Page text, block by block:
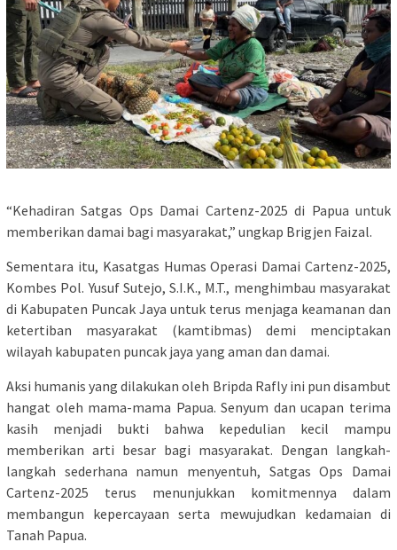
“Kehadiran Satgas Ops Damai Cartenz-2025 di Papua untuk
memberikan damai bagi masyarakat,” ungkap Brigjen Faizal.
Sementara itu, Kasatgas Humas Operasi Damai Cartenz-2025,
Kombes Pol. Yusuf Sutejo, S.I.K., M.T., menghimbau masyarakat
di Kabupaten Puncak Jaya untuk terus menjaga keamanan dan
ketertiban masyarakat (kamtibmas) demi menciptakan
wilayah kabupaten puncak jaya yang aman dan damai.
Aksi humanis yang dilakukan oleh Bripda Rafly ini pun disambut
hangat oleh mama-mama Papua. Senyum dan ucapan terima
kasih menjadi bukti bahwa kepedulian kecil mampu
memberikan arti besar bagi masyarakat. Dengan langkah-
langkah sederhana namun menyentuh, Satgas Ops Damai
Cartenz-2025 terus menunjukkan komitmennya dalam
membangun kepercayaan serta mewujudkan kedamaian di
Tanah Papua.